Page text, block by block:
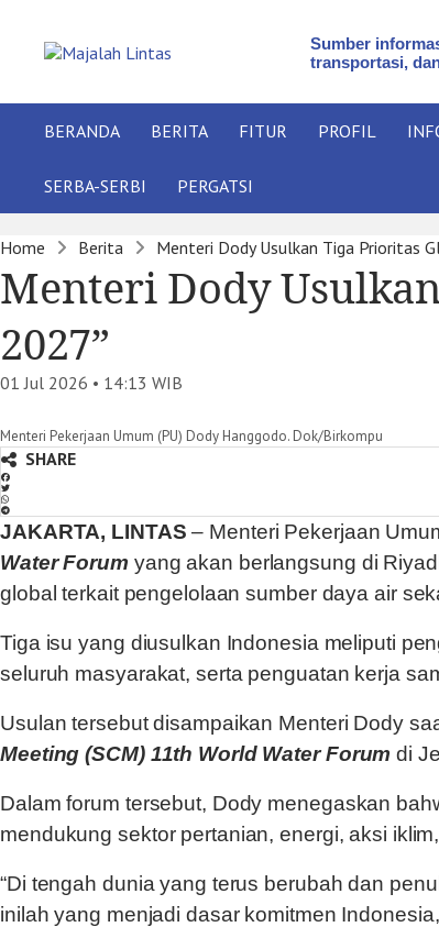
Sumber
transportasi,
BERANDA BERITA FITUR PROFIL
SERBA-SERBI PERGATSI
Home Berita Menteri Dody Usulkan Tiga Prioritas
Menteri Dody
2027”
01 Jul 2026 • 14:13 WIB
Menteri Pekerjaan Umum (PU) Dody Hanggodo. Dok/Birkompu
SHARE
JAKARTA, LINTAS – Menteri Pekerjaan
Water Forum yang akan berlangsung di
global terkait pengelolaan sumber daya air
Tiga isu yang diusulkan Indonesia meliputi
seluruh masyarakat, serta penguatan kerja
Usulan tersebut disampaikan Menteri Dody
Meeting (SCM) 11th World Water Forum di
Dalam forum tersebut, Dody menegaskan
mendukung sektor pertanian, energi, aksi
“Di tengah dunia yang terus berubah dan
inilah yang menjadi dasar komitmen